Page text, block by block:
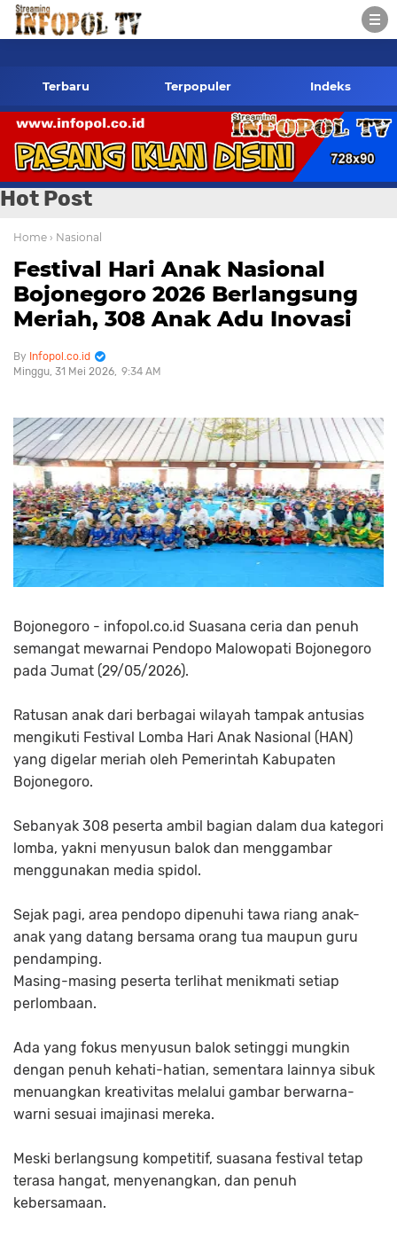
infopol.co.id Kontak Redaksi- 085784424805 wa
Terbaru Terpopuler Indeks
Hot Post
Home › Nasional
Festival Hari Anak Nasional
Bojonegoro 2026 Berlangsung
Meriah, 308 Anak Adu Inovasi
Infopol.co.id
Minggu, 31 Mei 2026 9:34 AM
Bojonegoro - infopol.co.id Suasana ceria dan penuh
semangat mewarnai Pendopo Malowopati Bojonegoro
pada Jumat (29/05/2026).
Ratusan anak dari berbagai wilayah tampak antusias
mengikuti Festival Lomba Hari Anak Nasional (HAN)
yang digelar meriah oleh Pemerintah Kabupaten
Bojonegoro.
Sebanyak 308 peserta ambil bagian dalam dua kategori
lomba, yakni menyusun balok dan menggambar
menggunakan media spidol.
Sejak pagi, area pendopo dipenuhi tawa riang anak-
anak yang datang bersama orang tua maupun guru
pendamping.
Masing-masing peserta terlihat menikmati setiap
perlombaan.
Ada yang fokus menyusun balok setinggi mungkin
dengan penuh kehati-hatian, sementara lainnya sibuk
menuangkan kreativitas melalui gambar berwarna-
warni sesuai imajinasi mereka.
Meski berlangsung kompetitif, suasana festival tetap
terasa hangat, menyenangkan, dan penuh
kebersamaan.